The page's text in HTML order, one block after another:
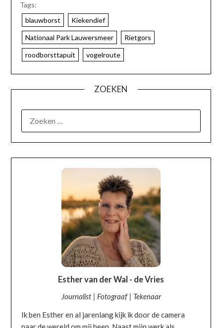
Tags:
blauwborst
Kiekendief
Nationaal Park Lauwersmeer Rietgors
roodborsttapuit vogelroute
ZOEKEN
OVER MIJ
Esther van der Wal - de Vries
Journalist | Fotograaf | Tekenaar
Ik ben Esther en al jarenlang kijk ik door de camera